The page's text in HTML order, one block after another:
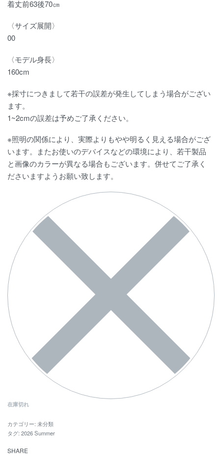
着丈前63後70㎝
〈サイズ展開〉
00
〈モデル身長〉
160cm
※採寸につきまして若干の誤差が発生してしまう場合がござい
ます。
1~2cmの誤差は予めご了承ください。
※照明の関係により、実際よりもやや明るく見える場合がござ
います。またお使いのデバイスなどの環境により、若干製品
と画像のカラーが異なる場合もございます。併せてご了承く
ださいますようお願い致します。
在庫切れ
カテゴリー: 未分類
タグ: 2026 Summer
SHARE